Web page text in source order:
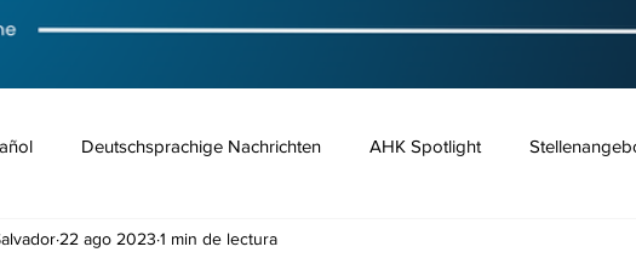
Deutschsprachige Nachrichten AHK Spotlight
Ausschreibungen De nuestros Socios
22 ago 2023 1 min de lectura